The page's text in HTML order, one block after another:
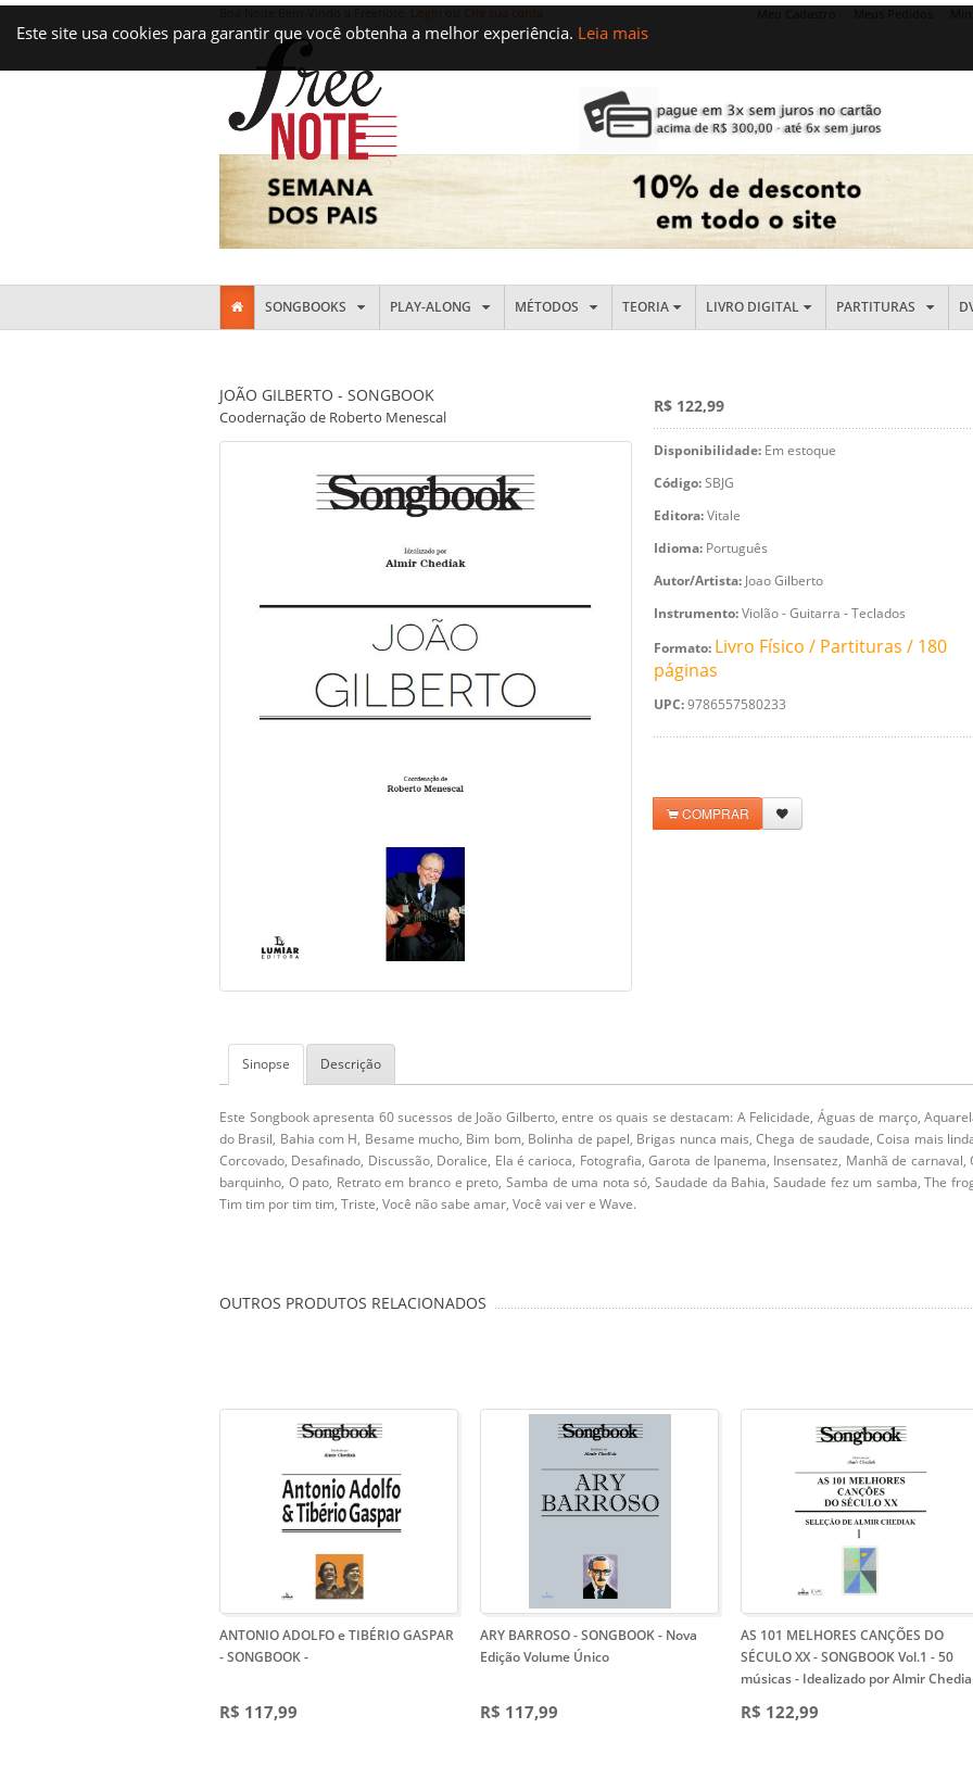
Este site usa cookies para garantir que você obtenha a melhor experiência. Leia mais
SONGBOOKS PLAY-ALONG MÉTODOS TEORIA LIVRO DIGITAL PARTITURAS
JOÃO GILBERTO - SONGBOOK
Coodernação de Roberto Menescal
R$ 122,99
Disponibilidade: Em estoque
Código:SBJG
Editora:Vitale
Idioma: Português
Autor/Artista: Joao Gilberto
Instrumento:Violão - Guitarra - Teclados
Formato: Livro Físico / Partituras / 180
páginas
UPC:9786557580233
COMPRAR
Sinopse Descrição
Este Songbook apresenta 60 sucessos de João Gilberto, entre os quais se destacam: A Felicidade, Águas de março,
do Brasil, Bahia com H, Besame mucho, Bim bom, Bolinha de papel, Brigas nunca mais, Chega de saudade, Coisa mais
Corcovado, Desafinado, Discussão, Doralice, Ela é carioca, Fotografia, Garota de Ipanema, Insensatez, Manhã de carnaval,
barquinho, O pato, Retrato em branco e preto, Samba de uma nota só, Saudade da Bahia, Saudade fez um samba, The
Tim tim por tim tim, Triste, Você não sabe amar, Você vai ver e Wave.
OUTROS PRODUTOS RELACIONADOS
ANTONIO ADOLFO e TIBÉRIO GASPAR
- SONGBOOK-
R$ 117,99
ARY BARROSO - SONGBOOK- Nova
Edição Volume Único
R$ 117,99
AS 101 MELHORES CANÇÕES DO
SÉCULO XX - SONGBOOK Vol.1 - 50
músicas - Idealizado por Almir
R$ 122,99